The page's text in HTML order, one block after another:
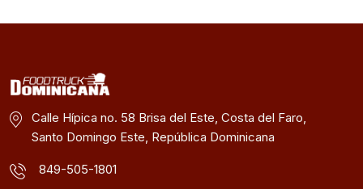
Calle Hípica no. 58 Brisa del Este, Costa del Faro,
Santo Domingo Este, República Dominicana
849-505-1801